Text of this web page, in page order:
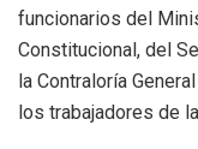
funcionarios del
Constitucional, del
la Contraloría
los trabajadores de